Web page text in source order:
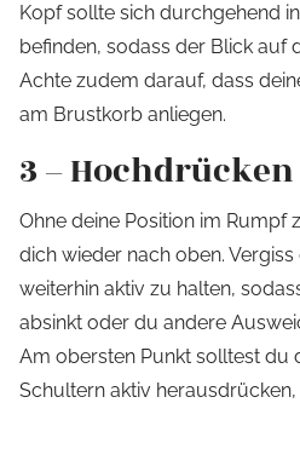
Kopf sollte sich durchgehend
befinden, sodass der Blick auf
Achte zudem darauf, dass
am Brustkorb anliegen.
3 – Hochdrücken
Ohne deine Position im Rumpf
dich wieder nach oben.
weiterhin aktiv zu halten,
absinkt oder du andere
Am obersten Punkt solltest du
Schultern aktiv